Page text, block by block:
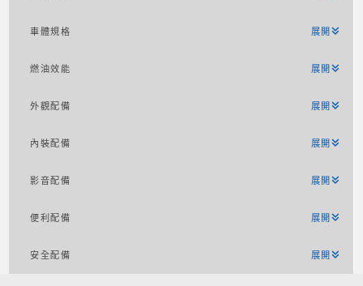
車體規格 展開
燃油效能 展開
外觀配備 展開
內裝配備 展開
影音配備 展開
便利配備 展開
安全配備 展開